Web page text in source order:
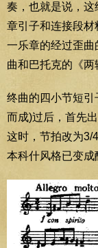
奏，也就是说，
章引子和连接段
一乐章的经过歪
曲和巴托克的《两
终曲的四小节短
而成)过后，首先
这时，节拍改为3/
本科什风格已变